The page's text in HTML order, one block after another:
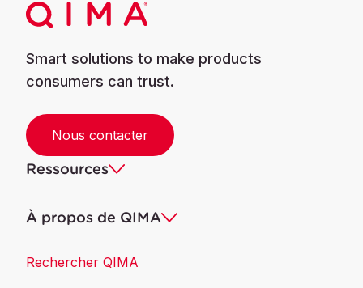
Smart solutions to make products
consumers can trust.
Nous contacter
Ressources
À propos de QIMA
Rechercher QIMA